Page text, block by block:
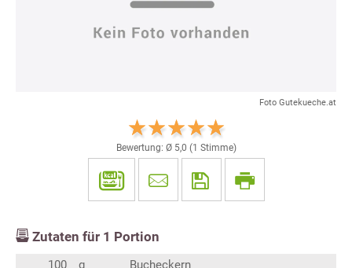
Foto Gutekueche.at
Bewertung: Ø 5,0 (1 Stimme)
Zutaten für 1 Portion
100 g
Bucheckern